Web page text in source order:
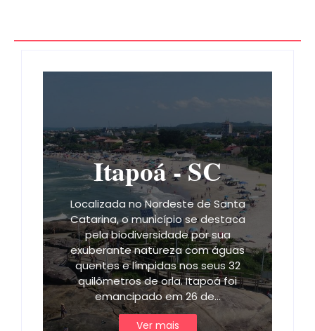
Itapoá - SC
Localizada no Nordeste de Santa
Catarina, o município se destaca
pela biodiversidade por sua
exuberante natureza com águas
quentes e límpidas nos seus 32
quilômetros de orla. Itapoá foi
emancipado em 26 de…
Ver mais